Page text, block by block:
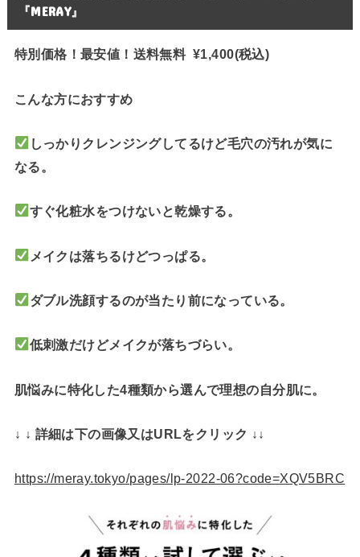
『MERAY』
特別価格！最安値！送料無料 ¥1,400(税込)
こんな方におすすめ
しっかりクレンジングしてるけど毛穴の汚れが気に
なる。
すぐ化粧水をつけないと乾燥する。
メイクは落ちるけどつっぱる。
ダブル洗顔するのが当たり前になっている。
低刺激だけどメイクが落ちづらい。
肌悩みに特化した4種類から選んで理想の自分肌に。
↓ ↓ 詳細は下の画像又はURLをクリック ↓↓
https://meray.tokyo/pages/lp-2022-06?code=XQV5BRC